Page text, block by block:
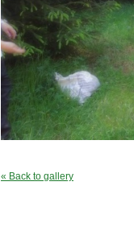
« Back to gallery